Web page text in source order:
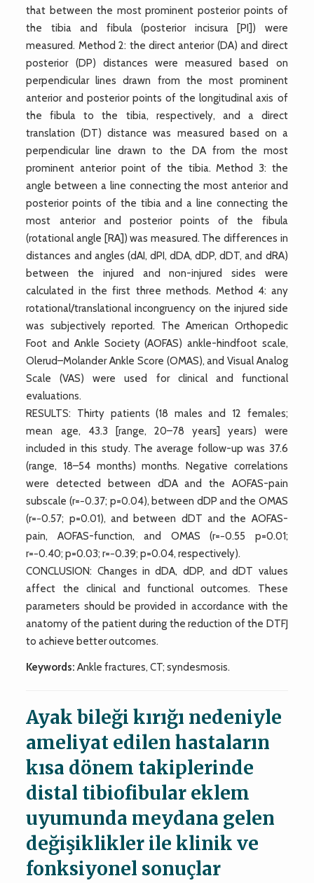
that between the most prominent posterior points of
the tibia and fibula (posterior incisura [PI]) were
measured. Method 2: the direct anterior (DA) and direct
posterior (DP) distances were measured based on
perpendicular lines drawn from the most prominent
anterior and posterior points of the longitudinal axis of
the fibula to the tibia, respectively, and a direct
translation (DT) distance was measured based on a
perpendicular line drawn to the DA from the most
prominent anterior point of the tibia. Method 3: the
angle between a line connecting the most anterior and
posterior points of the tibia and a line connecting the
most anterior and posterior points of the fibula
(rotational angle [RA]) was measured. The differences in
distances and angles (dAI, dPI, dDA, dDP, dDT, and dRA)
between the injured and non-injured sides were
calculated in the first three methods. Method 4: any
rotational/translational incongruency on the injured side
was subjectively reported. The American Orthopedic
Foot and Ankle Society (AOFAS) ankle-hindfoot scale,
Olerud–Molander Ankle Score (OMAS), and Visual Analog
Scale (VAS) were used for clinical and functional
evaluations.
RESULTS: Thirty patients (18 males and 12 females;
mean age, 43.3 [range, 20–78 years] years) were
included in this study. The average follow-up was 37.6
(range, 18–54 months) months. Negative correlations
were detected between dDA and the AOFAS-pain
subscale (r=−0.37; p=0.04), between dDP and the OMAS
(r=−0.57; p=0.01), and between dDT and the AOFAS-
pain, AOFAS-function, and OMAS (r=−0.55 p=0.01;
r=−0.40; p=0.03; r=−0.39; p=0.04, respectively).
CONCLUSION: Changes in dDA, dDP, and dDT values
affect the clinical and functional outcomes. These
parameters should be provided in accordance with the
anatomy of the patient during the reduction of the DTFJ
to achieve better outcomes.
Keywords: Ankle fractures, CT; syndesmosis.
Ayak bileği kırığı nedeniyle
ameliyat edilen hastaların
kısa dönem takiplerinde
distal tibiofibular eklem
uyumunda meydana gelen
değişiklikler ile klinik ve
fonksiyonel sonuçlar